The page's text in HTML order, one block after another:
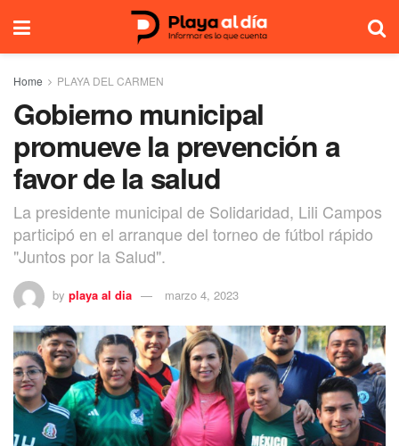
Home PLAYA DEL CARMEN
Gobierno municipal
promueve la prevención a
favor de la salud
La presidente municipal de Solidaridad, Lili Campos
participó en el arranque del torneo de fútbol rápido
"Juntos por la Salud".
by playa al dia marzo 4, 2023